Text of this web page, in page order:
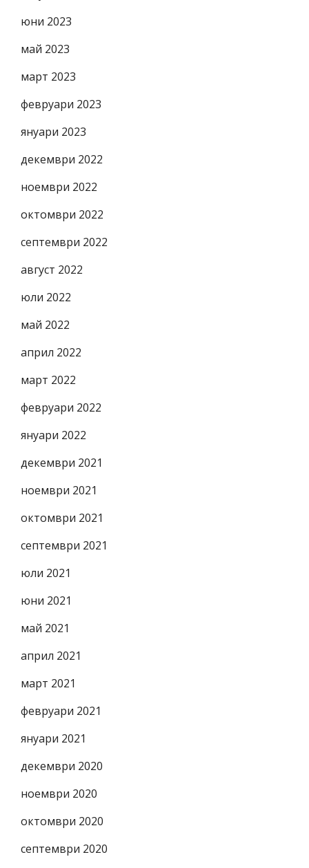
юни 2023
май 2023
март 2023
февруари 2023
януари 2023
декември 2022
ноември 2022
октомври 2022
септември 2022
август 2022
юли 2022
май 2022
април 2022
март 2022
февруари 2022
януари 2022
декември 2021
ноември 2021
октомври 2021
септември 2021
юли 2021
юни 2021
май 2021
април 2021
март 2021
февруари 2021
януари 2021
декември 2020
ноември 2020
октомври 2020
септември 2020